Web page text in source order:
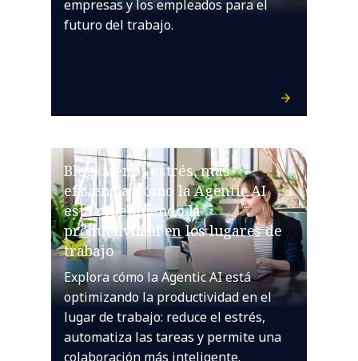
empresas y los empleados para el
futuro del trabajo.
Blog: Menos estrés, más
eficiencia: cómo la Agentic AI
está redefiniendo la
productividad en los lugares de
trabajo
Explora cómo la Agentic AI está
optimizando la productividad en el
lugar de trabajo: reduce el estrés,
automatiza las tareas y permite una
colaboración más inteligente.